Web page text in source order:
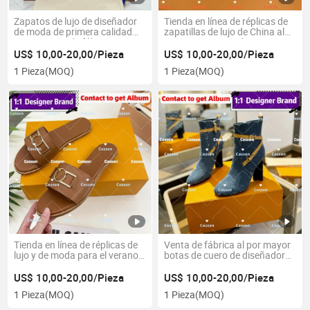
Zapatos de lujo de diseñador
de moda de primera calidad
5AAA Precio de fábrica Espejo
1: 1 Réplicas imitadas para
mujeres Venta al por mayor
Damas Tienda en línea de
tacón de cuero
US$ 10,00-20,00/Pieza
1 Pieza(MOQ)
Tienda en línea de réplicas de
zapatillas de lujo de China al
por mayor Original 1: 1 Espejo
5A Copia de zapatos de cuero
de diseñador casual para
dama de Guangdong
Guangdong
US$ 10,00-20,00/Pieza
1 Pieza(MOQ)
Tienda en línea de réplicas de
lujo y de moda para el verano,
de marca famosa, zapatillas
de EVA PU, las mejores
zapatillas para mujeres de piel
US$ 10,00-20,00/Pieza
1 Pieza(MOQ)
Venta de fábrica al por mayor
botas de cuero de diseñador
altos para damas, al por
mayor, lujo, marca famosa
original 1:1 réplicas en línea
US$ 10,00-20,00/Pieza
1 Pieza(MOQ)